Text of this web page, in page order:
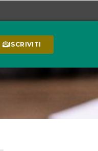
ISCRIVITI